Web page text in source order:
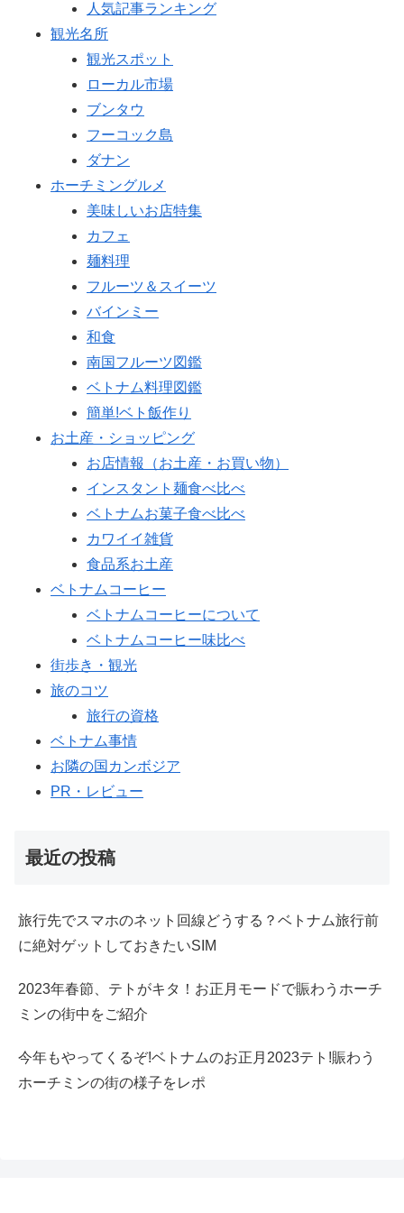
人気記事ランキング
観光名所
観光スポット
ローカル市場
ブンタウ
フーコック島
ダナン
ホーチミングルメ
美味しいお店特集
カフェ
麺料理
フルーツ＆スイーツ
バインミー
和食
南国フルーツ図鑑
ベトナム料理図鑑
簡単!ベト飯作り
お土産・ショッピング
お店情報（お土産・お買い物）
インスタント麺食べ比べ
ベトナムお菓子食べ比べ
カワイイ雑貨
食品系お土産
ベトナムコーヒー
ベトナムコーヒーについて
ベトナムコーヒー味比べ
街歩き・観光
旅のコツ
旅行の資格
ベトナム事情
お隣の国カンボジア
PR・レビュー
最近の投稿
旅行先でスマホのネット回線どうする？ベトナム旅行前
に絶対ゲットしておきたいSIM
2023年春節、テトがキタ！お正月モードで賑わうホーチ
ミンの街中をご紹介
今年もやってくるぞ!ベトナムのお正月2023テト!賑わう
ホーチミンの街の様子をレポ